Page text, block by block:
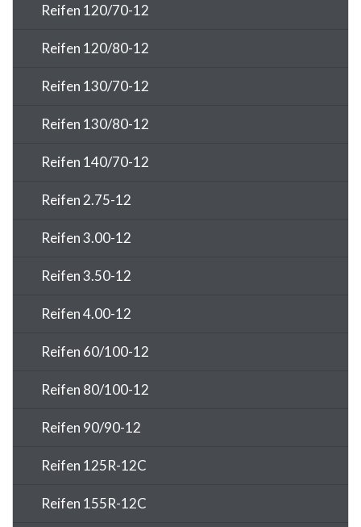
Reifen 120/70-12
Reifen 120/80-12
Reifen 130/70-12
Reifen 130/80-12
Reifen 140/70-12
Reifen 2.75-12
Reifen 3.00-12
Reifen 3.50-12
Reifen 4.00-12
Reifen 60/100-12
Reifen 80/100-12
Reifen 90/90-12
Reifen 125R-12C
Reifen 155R-12C